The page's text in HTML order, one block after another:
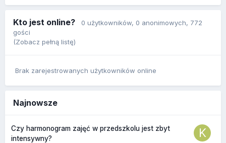
Kto jest online? 0 użytkowników, 0 anonimowych, 772
gości
(Zobacz pełną listę)
Brak zarejestrowanych użytkowników online
Najnowsze
Czy harmonogram zajęć w przedszkolu jest zbyt
intensywny?